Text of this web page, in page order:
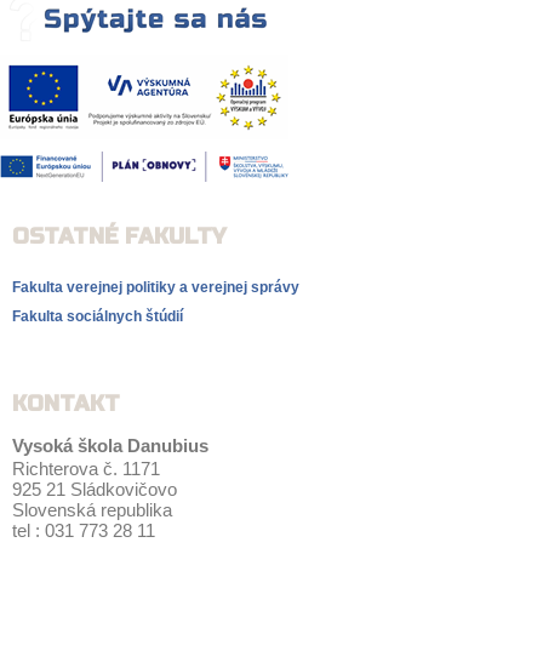
OSTATNÉ FAKULTY
Fakulta verejnej politiky a verejnej správy
Fakulta sociálnych štúdií
KONTAKT
Vysoká škola Danubius
Richterova č. 1171
925 21 Sládkovičovo
Slovenská republika
tel : 031 773 28 11